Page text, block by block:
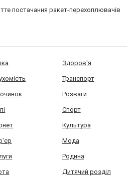
постачання ракет-перехоплювачів
Здоров'я
Транспорт
Розваги
Спорт
Культура
Мода
Родина
Дитячий розділ